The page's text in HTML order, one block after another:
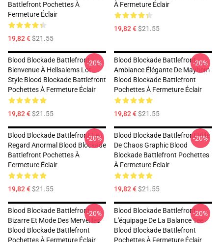
Battlefront Pochettes À
Fermeture Éclair
19,82 €$21.55
À Fermeture Éclair
19,82 €$21.55
Blood Blockade Battlefront
Bienvenue À Hellsalems Lot
Style Blood Blockade Battlefront
Pochettes À Fermeture Éclair
19,82 €$21.55
-20%
Blood Blockade Battlefront
Ambiance Élégante De Mayhem
Blood Blockade Battlefront
Pochettes À Fermeture Éclair
19,82 €$21.55
-20%
Blood Blockade Battlefront Le
Regard Anormal Blood Blockade
Battlefront Pochettes À
Fermeture Éclair
19,82 €$21.55
-20%
Blood Blockade Battlefront Ville
De Chaos Graphic Blood
Blockade Battlefront Pochettes
À Fermeture Éclair
19,82 €$21.55
-20%
Blood Blockade Battlefront
Bizarre Et Mode Des Merveilles
Blood Blockade Battlefront
Pochettes À Fermeture Éclair
-20%
Blood Blockade Battlefront
L'équipage De La Balance Tee
Blood Blockade Battlefront
Pochettes À Fermeture Éclair
-20%